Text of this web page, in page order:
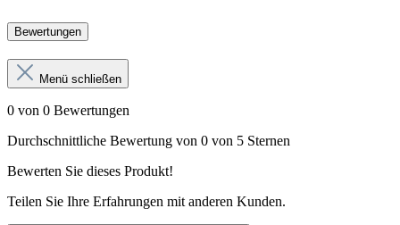
Bewertungen
Menü schließen
0 von 0 Bewertungen
Durchschnittliche Bewertung von 0 von 5 Sternen
Bewerten Sie dieses Produkt!
Teilen Sie Ihre Erfahrungen mit anderen Kunden.